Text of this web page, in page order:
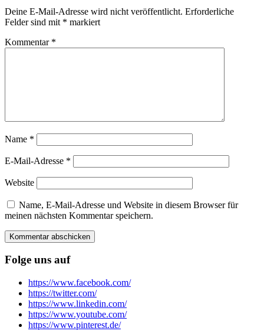
Deine E-Mail-Adresse wird nicht veröffentlicht. Erforderliche
Felder sind mit * markiert
Kommentar *
Name *
E-Mail-Adresse *
Website
Name, E-Mail-Adresse und Website in diesem Browser für
meinen nächsten Kommentar speichern.
Folge uns auf
https://www.facebook.com/
https://twitter.com/
https://www.linkedin.com/
https://www.youtube.com/
https://www.pinterest.de/